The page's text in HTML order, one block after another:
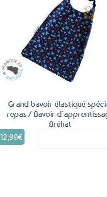
Grand bavoir élastiqué
repas / Bavoir
Bréhat
12,99€